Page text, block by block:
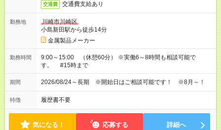
交通費 交通費支給あり
勤務地
川崎市川崎区
小島新田駅から徒歩14分
金属製品メーカー
勤務時間
9:00～15:00 （休憩60分） ※実働6～8時間も相談可能で
す。 #15時まで
期間 2026/08/24～長期 ※開始日はご相談可能です！ ※8月～！
特徴 履歴書不要
気になる！ 応募する 詳細へ